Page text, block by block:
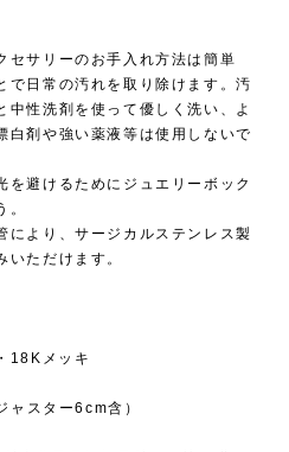
セサリーのお手入れ方法は簡単
で日常の汚れを取り除けます。汚
中性洗剤を使って優しく洗い、よ
白剤や強い薬液等は使用しないで
を避けるためにジュエリーボック
。
により、サージカルステンレス製
いただけます。
18Kメッキ
スター6cm含）